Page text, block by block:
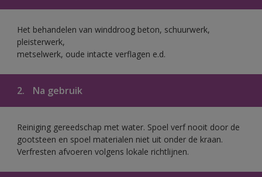
Het behandelen van winddroog beton, schuurwerk,
pleisterwerk,
metselwerk, oude intacte verflagen e.d.
2. Na gebruik
Reiniging gereedschap met water. Spoel verf nooit door de
gootsteen en spoel materialen niet uit onder de kraan.
Verfresten afvoeren volgens lokale richtlijnen.